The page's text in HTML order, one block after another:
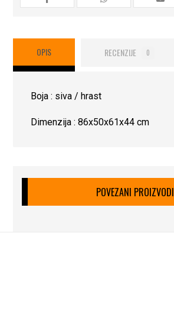
OPIS RECENZIJE 0
Boja : siva / hrast
Dimenzija : 86x50x61x44 cm
POVEZANI PROIZVODI